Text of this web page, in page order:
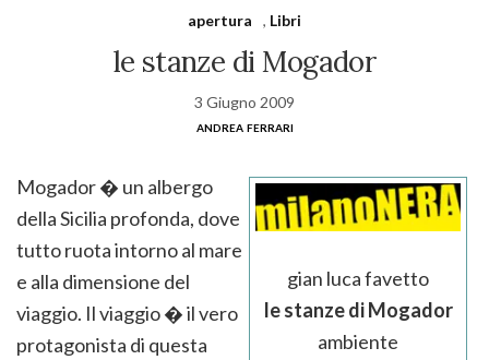
apertura , Libri
le stanze di Mogador
3 Giugno 2009
andrea ferrari
gian luca favetto
le stanze di Mogador
ambiente
Mogador � un albergo
della Sicilia profonda, dove
tutto ruota intorno al mare
e alla dimensione del
viaggio. Il viaggio � il vero
protagonista di questa